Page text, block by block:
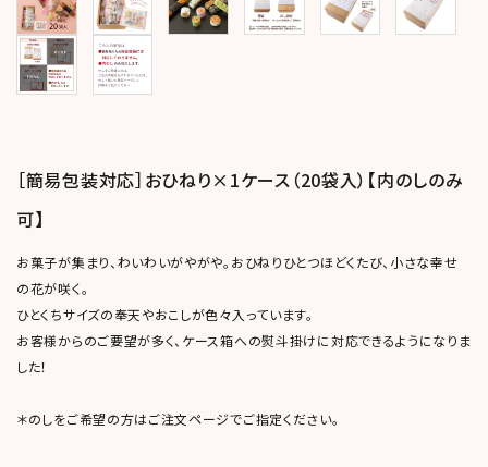
ご利用ガイド
プライバシーポリシー
特定商取引法について
ACCOUNT MENU
meeting_room ログイン person 新規会員登録
［簡易包装対応］おひねり×1ケース（20袋入）【内のしのみ
可】
お菓子が集まり、わいわいがやがや。おひねりひとつほどくたび、小さな幸せ
の花が咲く。
ひとくちサイズの奉天やおこしが色々入っています。
お客様からのご要望が多く、ケース箱への熨斗掛けに対応できるようになりま
した！
＊のしをご希望の方はご注文ページでご指定ください。